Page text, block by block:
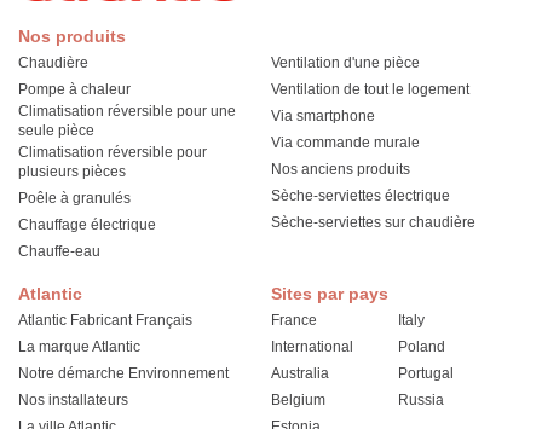
Atlantic
Atlantic Fabricant Français
La marque Atlantic
Notre démarche Environnement
Nos installateurs
Nos produits
Chaudière
Pompe à chaleur
Climatisation réversible pour une
seule pièce
Climatisation réversible pour
plusieurs pièces
Poêle à granulés
Chauffage électrique
Chauffe-eau
Ventilation d'une pièce
Ventilation de tout le logement
Via smartphone
Via commande murale
Nos anciens produits
Sèche-serviettes électrique
Sèche-serviettes sur chaudière
Sites par pays
France
International
Australia
Belgium
Italy
Poland
Portugal
Russia